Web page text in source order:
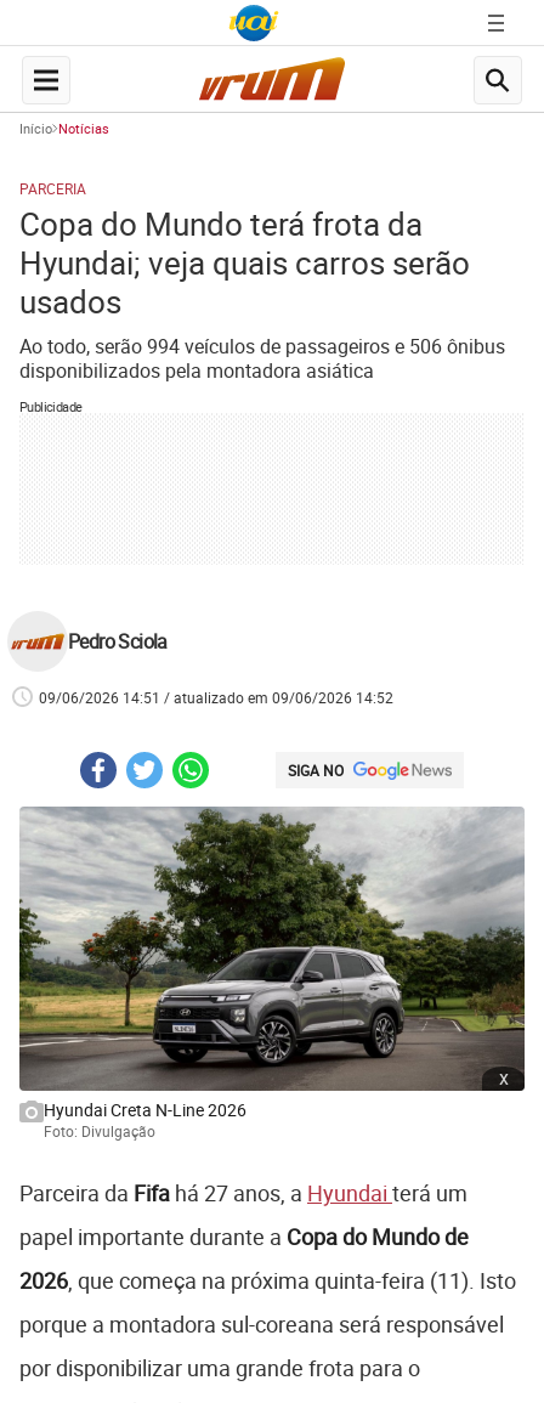
Início Notícias
PARCERIA
Copa do Mundo terá frota da
Hyundai; veja quais carros serão
usados
Ao todo, serão 994 veículos de passageiros e 506 ônibus
disponibilizados pela montadora asiática
Publicidade
Pedro Sciola
09/06/2026 14:51 / atualizado em 09/06/2026 14:52
SIGA NO
x
Hyundai Creta N-Line 2026
Foto: Divulgação
Parceira da Fifa há 27 anos, a Hyundai terá um
papel importante durante a Copa do Mundo de
2026 , que começa na próxima quinta-feira (11). Isto
porque a montadora sul-coreana será responsável
por disponibilizar uma grande frota para o